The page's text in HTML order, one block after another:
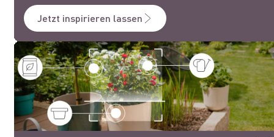
Jetzt inspirieren lassen